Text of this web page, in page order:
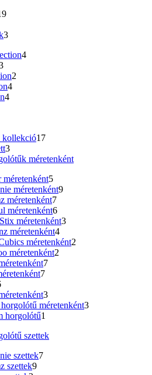
3
4
2
4
4
kollekció17
3
méretenként
5
méretenként9
méretenként7
méretenként6
méretenként3
méretenként4
méretenként2
méretenként2
7
7
3
méretenként3
horgolótű1
szettek
szettek7
szettek9